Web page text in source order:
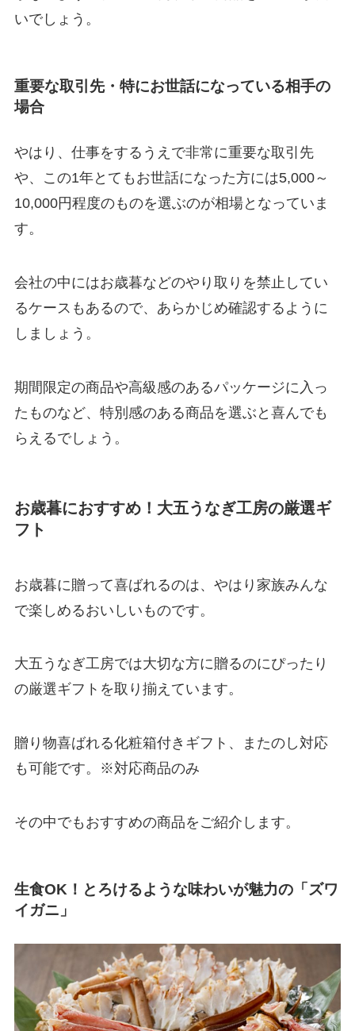
いでしょう。
重要な取引先・特にお世話になっている相手の
場合
やはり、仕事をするうえで非常に重要な取引先
や、この1年とてもお世話になった方には5,000～
10,000円程度のものを選ぶのが相場となっていま
す。
会社の中にはお歳暮などのやり取りを禁止してい
るケースもあるので、あらかじめ確認するように
しましょう。
期間限定の商品や高級感のあるパッケージに入っ
たものなど、特別感のある商品を選ぶと喜んでも
らえるでしょう。
お歳暮におすすめ！大五うなぎ工房の厳選ギ
フト
お歳暮に贈って喜ばれるのは、やはり家族みんな
で楽しめるおいしいものです。
大五うなぎ工房では大切な方に贈るのにぴったり
の厳選ギフトを取り揃えています。
贈り物喜ばれる化粧箱付きギフト、またのし対応
も可能です。※対応商品のみ
その中でもおすすめの商品をご紹介します。
生食OK！とろけるような味わいが魅力の「ズワ
イガニ」